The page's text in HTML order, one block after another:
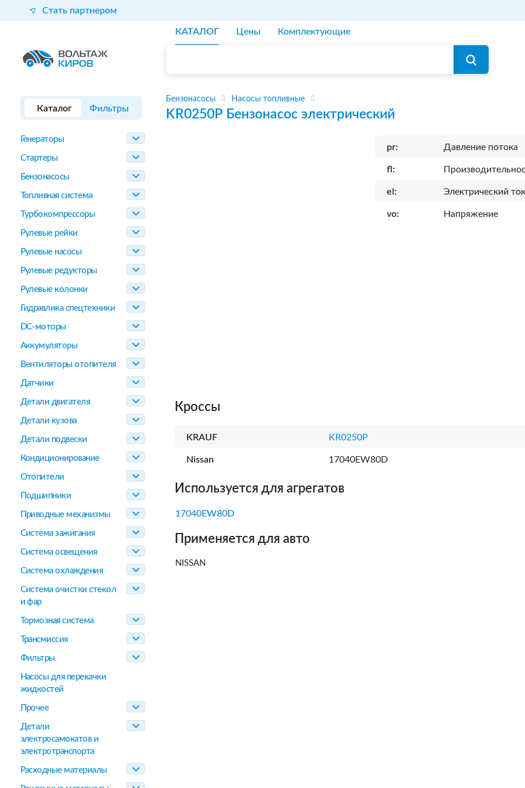
Стать партнером
КАТАЛОГ Цены Комплектующие
Каталог Фильтры
Генераторы
Стартеры
Бензонасосы
Топливная система
Турбокомпрессоры
Рулевые рейки
Рулевые насосы
Рулевые редукторы
Рулевые колонки
Гидравлика спецтехники
DC-моторы
Аккумуляторы
Вентиляторы отопителя
Датчики
Детали двигателя
Детали кузова
Детали подвески
Кондиционирование
Отопители
Подшипники
Приводные механизмы
Система зажигания
Система освещения
Система охлаждения
Система очистки стекол
и фар
Тормозная система
Трансмиссия
Фильтры
Насосы для перекачки
жидкостей
Прочее
Детали
электросамокатов и
электротранспорта
Расходные материалы
Бензонасосы Насосы топливные
KR0250P Бензонасос электрический
pr: Давление потока
fl:
el: Электрический
vo: Напряжение
Кроссы
KRAUF KR0250P
Nissan 17040EW80D
Используется для агрегатов
17040EW80D
Применяется для авто
NISSAN